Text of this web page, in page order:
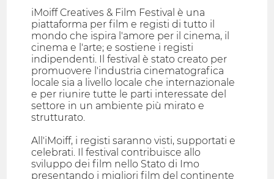
iMoiff Creatives & Film Festival è una
piattaforma per film e registi di tutto il
mondo che ispira l'amore per il cinema, il
cinema e l'arte; e sostiene i registi
indipendenti. Il festival è stato creato per
promuovere l'industria cinematografica
locale sia a livello locale che internazionale
e per riunire tutte le parti interessate del
settore in un ambiente più mirato e
strutturato.
All'iMoiff, i registi saranno visti, supportati e
celebrati. Il festival contribuisce allo
sviluppo dei film nello Stato di Imo
presentando i migliori film del continente